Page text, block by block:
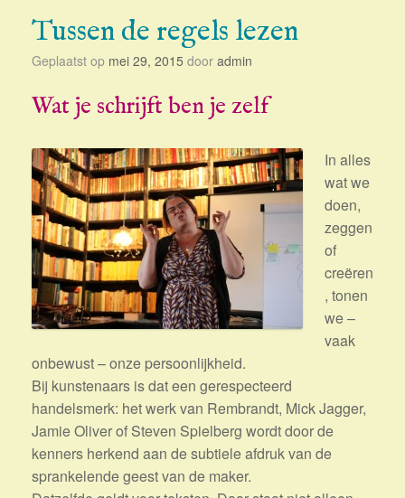
Tussen de regels lezen
Geplaatst op mei 29, 2015 door admin
Wat je schrijft ben je zelf
In alles
wat we
doen,
zeggen
of
creëren
, tonen
we –
vaak
onbewust – onze persoonlijkheid.
Bij kunstenaars is dat een gerespecteerd
handelsmerk: het werk van Rembrandt, Mick Jagger,
Jamie Oliver of Steven Spielberg wordt door de
kenners herkend aan de subtiele afdruk van de
sprankelende geest van de maker.